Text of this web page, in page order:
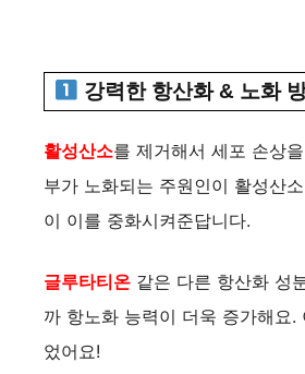
강력한 항산화 & 노화
활성산소를 제거해서 세포 손상
부가 노화되는 주원인이 활성산
이 이를 중화시켜준답니다.
글루타티온 같은 다른 항산화 성
까 항노화 능력이 더욱 증가해요.
었어요!